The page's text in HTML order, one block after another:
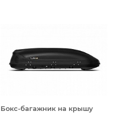
Бокс-багажник на крышу